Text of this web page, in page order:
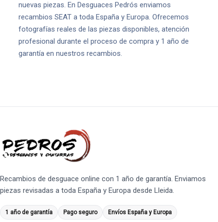
nuevas piezas. En Desguaces Pedrós enviamos
recambios SEAT a toda España y Europa. Ofrecemos
fotografías reales de las piezas disponibles, atención
profesional durante el proceso de compra y 1 año de
garantía en nuestros recambios.
Recambios de desguace online con 1 año de garantía. Enviamos
piezas revisadas a toda España y Europa desde Lleida.
1 año de garantía Pago seguro Envíos España y Europa